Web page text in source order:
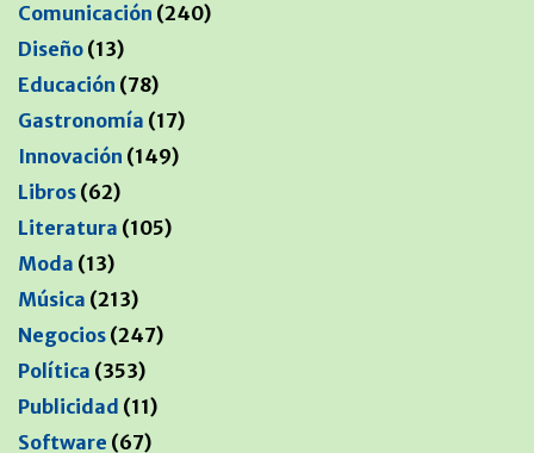
Comunicación (240)
Diseño (13)
Educación (78)
Gastronomía (17)
Innovación (149)
Libros (62)
Literatura (105)
Moda (13)
Música (213)
Negocios (247)
Política (353)
Publicidad (11)
Software (67)